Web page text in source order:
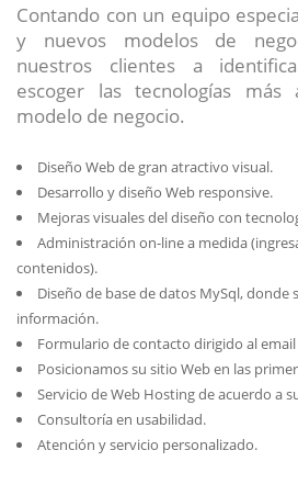
Contando con un equipo
y nuevos modelos de
nuestros clientes a
escoger las tecnologías más
modelo de negocio.
Diseño Web de gran atractivo visual.
Desarrollo y diseño Web responsive.
Mejoras visuales del diseño con
Administración on-line a medida
contenidos).
Diseño de base de datos MySql, donde
información.
Formulario de contacto dirigido al
Posicionamos su sitio Web en las
Servicio de Web Hosting de acuerdo a
Consultoría en usabilidad.
Atención y servicio personalizado.